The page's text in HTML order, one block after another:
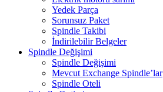
Yedek Parça
Sorunsuz Paket
Spindle Takibi
İndirilebilir Belgeler
Spindle Değişimi
Spindle Değişimi
Mevcut Exchange Spindle’lar
Spindle Oteli